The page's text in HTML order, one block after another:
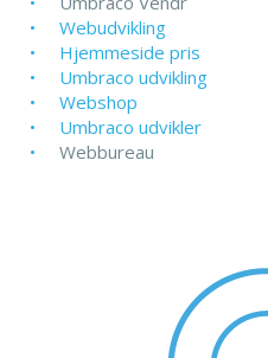
Webudvikling
Hjemmeside pris
Umbraco udvikling
Webshop
Umbraco udvikler
Webbureau